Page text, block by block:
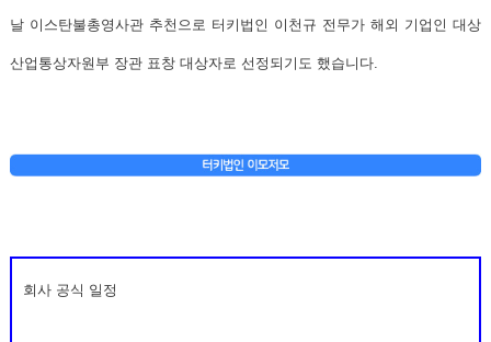
날 이스탄불총영사관 추천으로 터키법인 이천규 전무가 해외 기업인 대상
산업통상자원부 장관 표창 대상자로 선정되기도 했습니다.
회사 공식 일정